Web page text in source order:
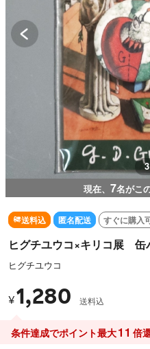
現在、 7名がこ
送料込 匿名配送 すぐに購入
ヒグチユウコ×キリコ展 缶
ヒグチユウコ
¥1,280 送料込
条件達成でポイント最大11 倍